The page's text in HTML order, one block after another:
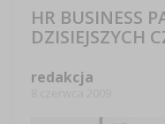
HR BUSINESS
DZISIEJSZYCH
redakcja